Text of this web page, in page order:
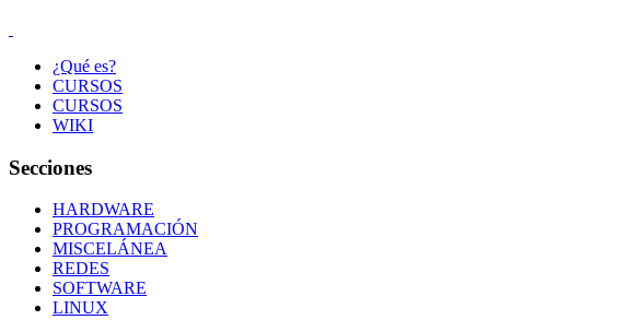
¿Qué es?
CURSOS
CURSOS
WIKI
Secciones
HARDWARE
PROGRAMACIÓN
MISCELÁNEA
REDES
SOFTWARE
LINUX